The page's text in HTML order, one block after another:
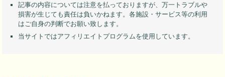
記事の内容については注意を払っておりますが、万一トラブルや
損害が生じても責任は負いかねます。各施設・サービス等の利用
はご自身の判断でお願い致します。
当サイトではアフィリエイトプログラムを使用しています。